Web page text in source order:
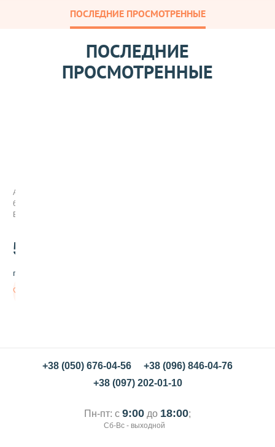
ПОСЛЕДНИЕ ПРОСМОТРЕННЫЕ
ПОСЛЕДНИЕ
ПРОСМОТРЕННЫЕ
с
и
т
ь
г
л
е
Арт:
644014
В наличии
52
грн/шт
+38 (050) 676-04-56
+38 (096) 846-04-76
+38 (097) 202-01-10
Пн-пт: с 9:00 до 18:00;
Сб-Вс - выходной